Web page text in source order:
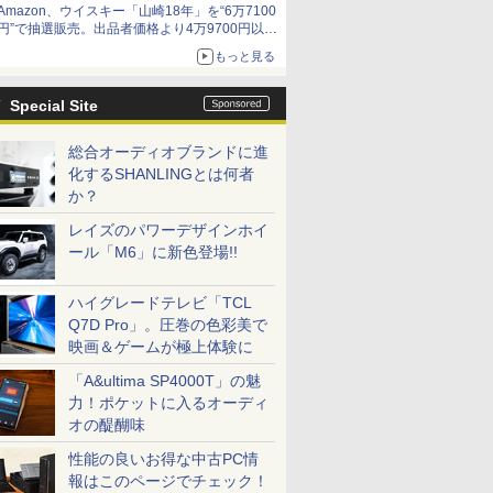
、ウイスキー「山崎18年」を“6万7100
”で抽選販売。出品者価格より4万9700円以上
もっと見る
Special Site
総合オーディオブランドに進
化するSHANLINGとは何者
か？
レイズのパワーデザインホイ
ール「M6」に新色登場!!
ハイグレードテレビ「TCL
Q7D Pro」。圧巻の色彩美で
映画＆ゲームが極上体験に
「A&ultima SP4000T」の魅
力！ポケットに入るオーディ
オの醍醐味
性能の良いお得な中古PC情
報はこのページでチェック！